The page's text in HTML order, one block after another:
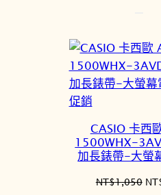
促銷特
商
品
CASIO 卡西
1500WHX-
加長錶帶-大螢
NT$1,050 原